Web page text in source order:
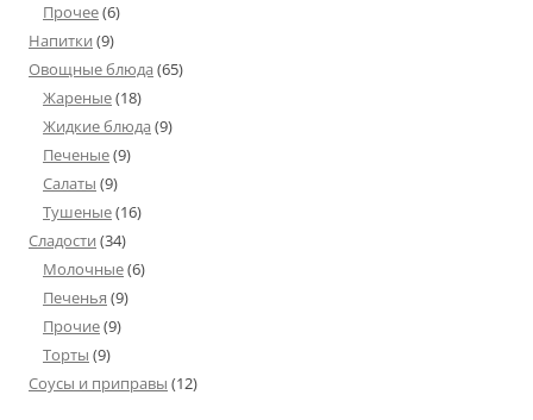
Прочее(6)
Напитки (9)
Овощные блюда (65)
Жареные(18)
Жидкие блюда (9)
Печеные(9)
Салаты (9)
Тушеные(16)
Сладости (34)
Молочные(6)
Печенья (9)
Прочие(9)
Торты (9)
Соусы и приправы (12)